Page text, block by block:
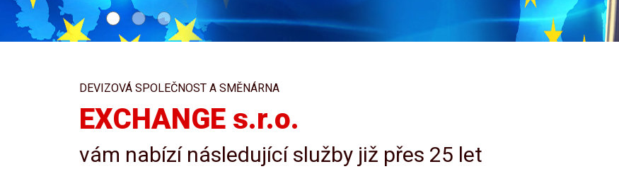
DEVIZOVÁ SPOLEČNOST A SMĚNÁRNA
EXCHANGE s.r.o.
vám nabízí následující služby již přes 25 let